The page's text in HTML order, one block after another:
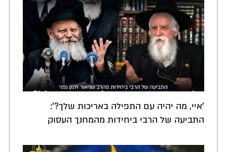
'איי, מה יהיה עם התפילה באריכות שלך?':
התביעה של הרבי ביחידות מהמחנך העסוק